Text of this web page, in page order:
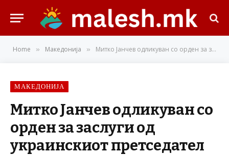
Home » Македонија » Митко Јанчев одликуван со орден за заслуги од украинскиот претседател
МАКЕДОНИЈА
Митко Јанчев одликуван со
орден за заслуги од
украинскиот претседател